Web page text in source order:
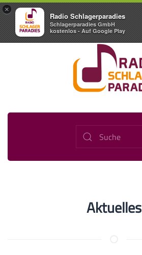
×
Radio Schlagerparadies
Schlagerparadies GmbH
kostenlos - Auf Google Play
Aktuelles